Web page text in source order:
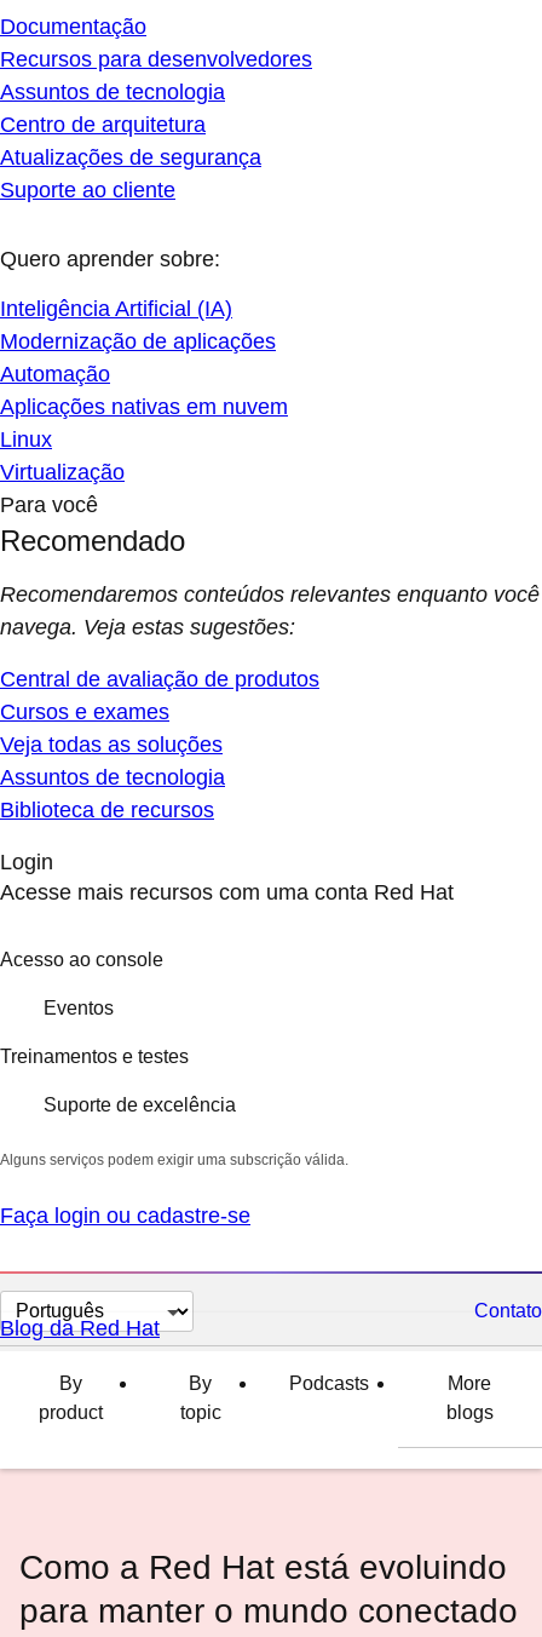
Documentação
Recursos para desenvolvedores
Assuntos de tecnologia
Centro de arquitetura
Atualizações de segurança
Suporte ao cliente
Quero aprender sobre:
Inteligência Artificial (IA)
Modernização de aplicações
Automação
Aplicações nativas em nuvem
Linux
Virtualização
Para você
Recomendado
Recomendaremos conteúdos relevantes enquanto você
navega. Veja estas sugestões:
Central de avaliação de produtos
Cursos e exames
Veja todas as soluções
Assuntos de tecnologia
Biblioteca de recursos
Login
Acesse mais recursos com uma conta Red Hat
Acesso ao console
Eventos
Treinamentos e testes
Suporte de excelência
Alguns serviços podem exigir uma subscrição válida.
Faça login ou cadastre-se
Selecionar
idioma
Contato
Blog da Red Hat
By
product
By
topic
Podcasts
More
blogs
Como a Red Hat está evoluindo
para manter o mundo conectado